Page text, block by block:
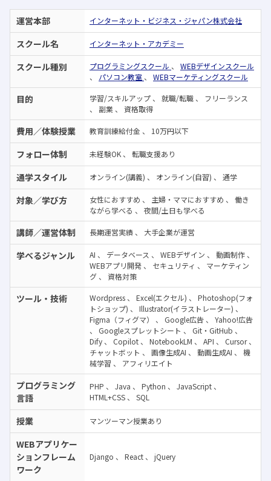
運営本部 インターネット・ビジネス・ジャパン株式会社
スクール名 インターネット・アカデミー
スクール種別 プログラミングスクール 、 WEBデザインスクール
、 パソコン教室 、 WEBマーケティングスクール
目的 学習/スキルアップ 、 就職/転職 、 フリーランス
、 副業 、 資格取得
費用／体験授業 教育訓練給付金 、 10万円以下
フォロー体制 未経験OK 、 転職支援あり
通学スタイル オンライン(講義) 、 オンライン(自習) 、 通学
対象／学び方 女性におすすめ 、 主婦・ママにおすすめ 、 働き
ながら学べる 、 夜間/土日も学べる
講師／運営体制 長期運営実績 、 大手企業が運営
学べるジャンル AI 、 データベース 、 WEBデザイン 、 動画制作 、
WEBアプリ開発 、 セキュリティ 、 マーケティン
グ 、 資格対策
ツール・技術 Wordpress 、 Excel(エクセル) 、 Photoshop(フォ
トショップ) 、 Illustrator(イラストレーター) 、
Figma（フィグマ）
、 Google広告 、 Yahoo!広告
、 Googleスプレットシート 、 Git・GitHub 、
Dify 、 Copilot 、 NotebookLM 、 API 、 Cursor、
チャットボット 、 画像生成AI 、 動画生成AI 、 機
械学習 、 アフィリエイト
プログラミング
言語
PHP 、 Java 、 Python 、 JavaScript 、
HTML+CSS 、 SQL
授業 マンツーマン授業あり
WEBアプリケー
ションフレーム
ワーク
Django 、 React 、 jQuery